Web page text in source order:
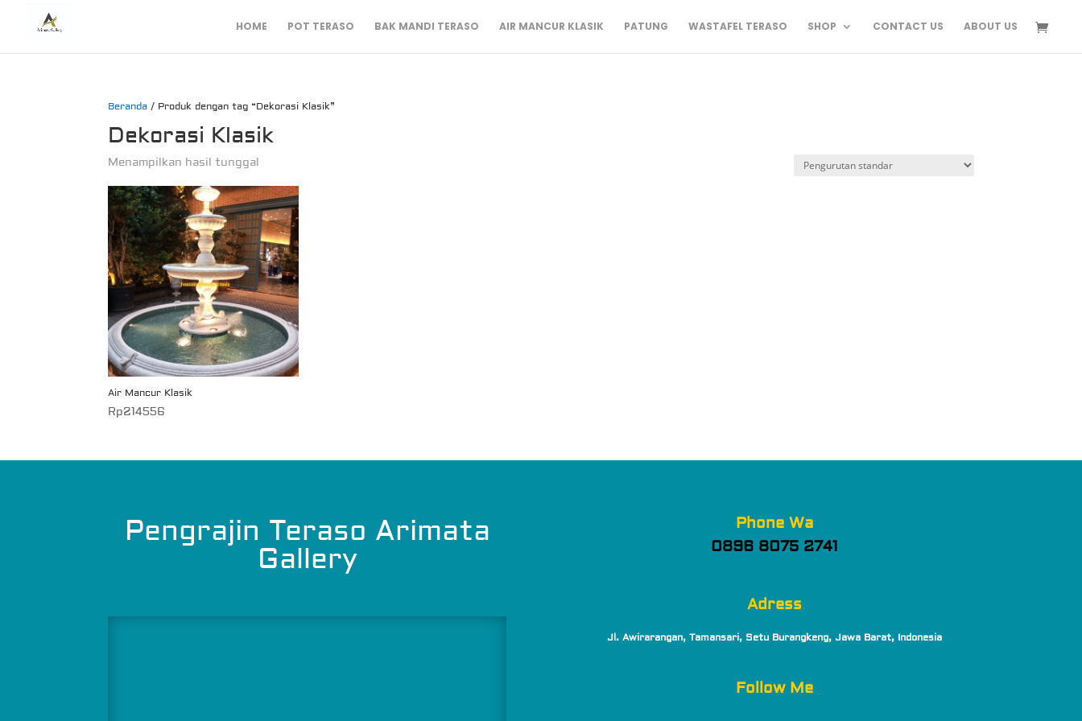
HOME POT TERASO BAK MANDI TERASO AIR MANCUR KLASIK PATUNG WASTAFEL TERASO SHOP CONTACT US ABOUT US
Beranda / Produk dengan tag “Dekorasi Klasik”
Dekorasi Klasik
Menampilkan hasil tunggal
Air Mancur Klasik
Rp214556
Pengrajin Teraso Arimata
Gallery
Phone Wa
0896 8075 2741
Adress
Jl. Awirarangan, Tamansari, Setu Burangkeng, Jawa Barat, Indonesia
Follow Me